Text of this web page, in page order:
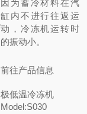
因为蓄冷材料在汽
缸内不进行往返运
动，冷冻机运转时
的振动小。
前往产品信息
极低温冷冻机
Model:S030